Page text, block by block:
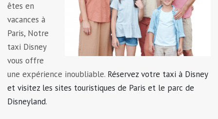
êtes en
vacances à
Paris, Notre
taxi Disney
vous offre
une expérience inoubliable. Réservez votre taxi à Disney
et visitez les sites touristiques de Paris et le parc de
Disneyland.